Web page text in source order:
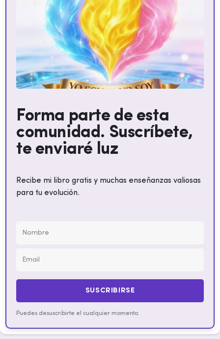
Forma parte de esta
comunidad. Suscríbete,
te enviaré luz
Recibe mi libro gratis y muchas enseñanzas valiosas
para tu evolución.
SUSCRIBIRSE
Puedes desuscribirte el cualquier momento.